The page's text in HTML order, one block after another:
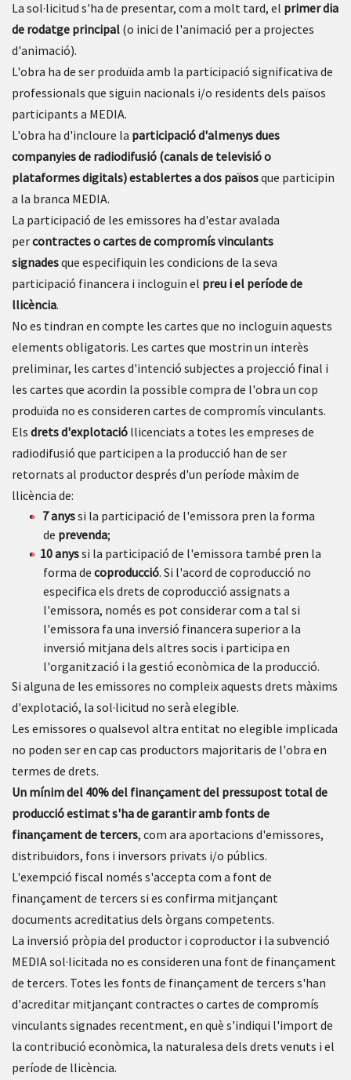
La sol·licitud s'ha de presentar, com a molt tard, el primer dia
de rodatge principal (o inici de l'animació per a projectes
d'animació).
L'obra ha de ser produïda amb la participació significativa de
professionals que siguin nacionals i/o residents dels països
participants a MEDIA.
L'obra ha d'incloure la participació d'almenys dues
companyies de radiodifusió (canals de televisió o
plataformes digitals) establertes a dos païsosque participin
a la branca MEDIA.
La participació de les emissores ha d'estar avalada
percontractes o cartes de compromís vinculants
signadesque especifiquin les condicions de la seva
participació financera i incloguin el preu i el període de
llicència.
No es tindran en compte les cartes que no incloguin aquests
elements obligatoris. Les cartes que mostrin un interès
preliminar, les cartes d'intenció subjectes a projecció final i
les cartes que acordin la possible compra de l'obra un cop
produïda no es consideren cartes de compromís vinculants.
Els drets d'explotació llicenciats a totes les empreses de
radiodifusió que participen a la producció han de ser
retornats al productor després d'un període màxim de
llicència de:
7 anyssi la participació de l'emissora pren la forma
de prevenda;
10 anyssi la participació de l'emissora també pren la
forma de coproducció. Si l'acord de coproducció no
especifica els drets de coproducció assignats a
l'emissora, només es pot considerar com a tal si
l'emissora fa una inversió financera superior a la
inversió mitjana dels altres socis i participa en
l'organització i la gestió econòmica de la producció.
Si alguna de les emissores no compleix aquests drets màxims
d'explotació, la sol·licitud no serà elegible.
Les emissores o qualsevol altra entitat no elegible implicada
no poden ser en cap cas productors majoritaris de l'obra en
termes de drets.
Un mínim del 40% del finançament del pressupost total de
producció estimat s'ha de garantir amb fonts de
finançament de tercers, com ara aportacions d'emissores,
distribuïdors, fons i inversors privats i/o públics.
L'exempció fiscal només s'accepta com a font de
finançament de tercers si es confirma mitjançant
documents acreditatius dels òrgans competents.
La inversió pròpia del productor i coproductor i la subvenció
MEDIA sol·licitada no es consideren una font de finançament
de tercers. Totes les fonts de finançament de tercers s'han
d'acreditar mitjançant contractes o cartes de compromís
vinculants signades recentment, en què s'indiqui l'import de
la contribució econòmica, la naturalesa dels drets venuts i el
període de llicència.